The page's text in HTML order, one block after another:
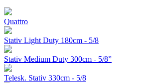
Quattro
Stativ Light Duty 180cm - 5/8
Stativ Medium Duty 300cm - 5/8”
Telesk. Stativ 330cm - 5/8